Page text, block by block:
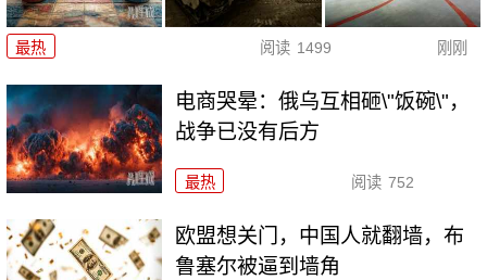
最热 阅读 1499 刚刚
电商哭晕：俄乌互相砸\"饭碗\"，
战争已没有后方
最热 阅读 752
欧盟想关门，中国人就翻墙，布
鲁塞尔被逼到墙角